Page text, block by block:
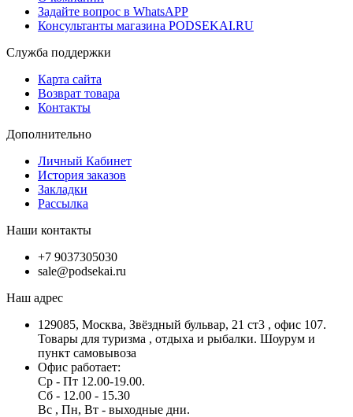
Задайте вопрос в WhatsAPP
Консультанты магазина PODSEKAI.RU
Служба поддержки
Карта сайта
Возврат товара
Контакты
Дополнительно
Личный Кабинет
История заказов
Закладки
Рассылка
Наши контакты
+7 9037305030
sale@podsekai.ru
Наш адрес
129085, Москва, Звёздный бульвар, 21 ст3 , офис 107.
Товары для туризма , отдыха и рыбалки. Шоурум и
пункт самовывоза
Офис работает:
Ср - Пт 12.00-19.00.
Сб - 12.00 - 15.30
Вс , Пн, Вт - выходные дни.